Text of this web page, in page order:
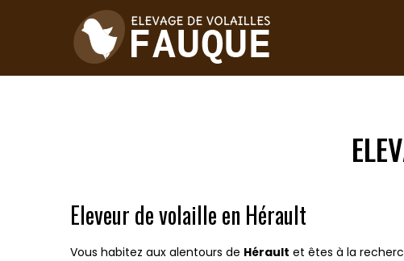
Eleveur de volaille en Hérault
Vous habitez aux alentours de Hérault et êtes à la